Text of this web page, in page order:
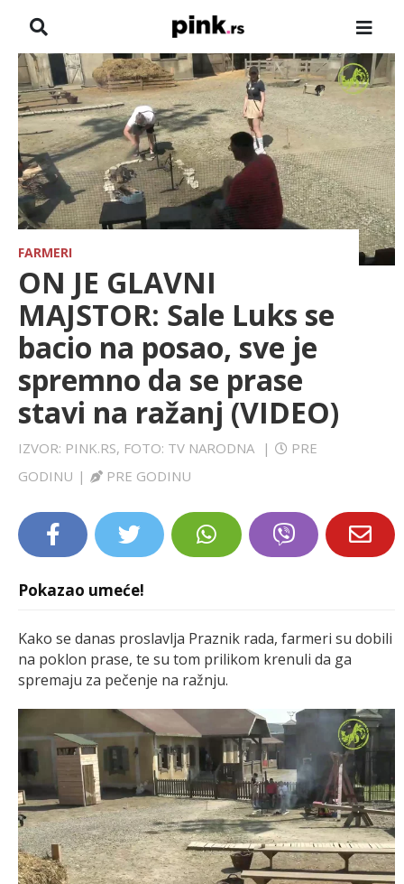
NASLOVNA
VESTI
ZADRUGA
SHOWBIZ
HRONIKA
FARMERI
SPORT
LIFESTYLE
EXTRA
FARMERI
ON JE GLAVNI
MAJSTOR: Sale Luks se
bacio na posao, sve je
spremno da se prase
stavi na ražanj (VIDEO)
IZVOR: PINK.RS, FOTO: TV NARODNA |
PRE
GODINU | PRE GODINU
Pokazao umeće!
Kako se danas proslavlja Praznik rada, farmeri su dobili
na poklon prase, te su tom prilikom krenuli da ga
spremaju za pečenje na ražnju.